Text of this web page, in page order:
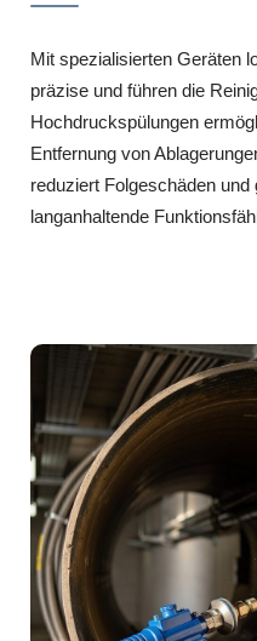
Mit spezialisierten Geräten
präzise und führen die
Hochdruckspülungen
Entfernung von
reduziert Folgeschäden und
langanhaltende